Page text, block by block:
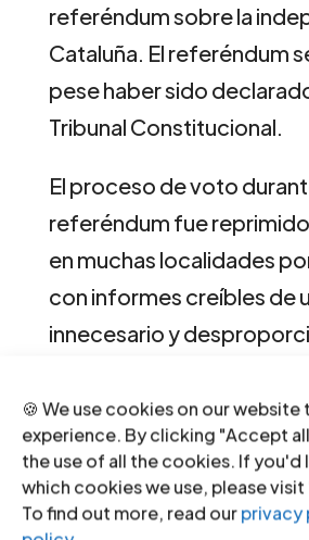
🍪 We use cookies on our
experience. By clicking "Accept
the use of all the cookies. If
which cookies we use, please
To find out more, read ourprivacy
referéndum sobre la
Cataluña. El referéndum
pese haber sido
Tribunal Constitucional.
El proceso de voto
referéndum fue
en muchas localidades
con informes creíbles de
innecesario y
de España en derecho
“La intereferencia con la
protesta política pacífica